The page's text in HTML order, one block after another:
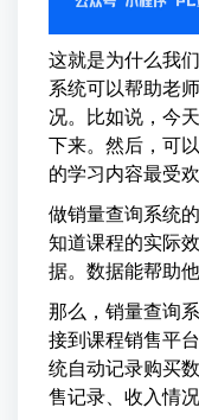
这就是为什么我
系统可以帮助老
况。比如说，今
下来。然后，可
的学习内容最受欢
做销量查询系统
知道课程的实际
据。数据能帮助
那么，销量查询
接到课程销售平
统自动记录购买
售记录、收入情